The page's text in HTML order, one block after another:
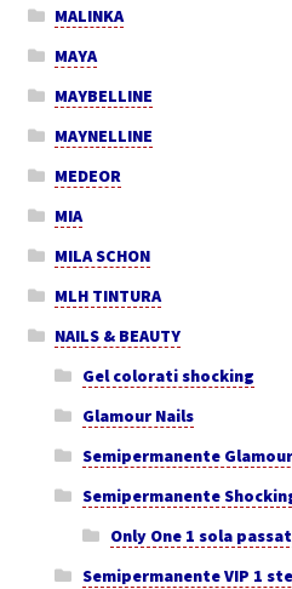
MALINKA
MAYA
MAYBELLINE
MAYNELLINE
MEDEOR
MIA
MILA SCHON
MLH TINTURA
NAILS & BEAUTY
Gel colorati shocking
Glamour Nails
Semipermanente
Semipermanente
Only One 1 sola
Semipermanente VIP 1